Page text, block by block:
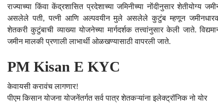
राज्याच्या किंवा केंद्रशासित प्रदेशाच्या जमिनीच्या नोंदीनुसार शेतीयोग्य
असलेले पती, पत्नी आणि अल्पवयीन मुले असलेले कुटुंब म्हणून
शेतकरी कुटुंबाची व्याख्या योजनेच्या मार्गदर्शक तत्त्वांनुसार केली जाते.
जमीन मालकी प्रणाली लाभार्थी ओळखण्यासाठी वापरली जाते.
PM Kisan E KYC
केवायसी करावंच लागणार!
पीएम किसान योजना योजनेंतर्गत सर्व पात्र शेतकऱ्यांना इलेक्ट्रॉनिक नो योर